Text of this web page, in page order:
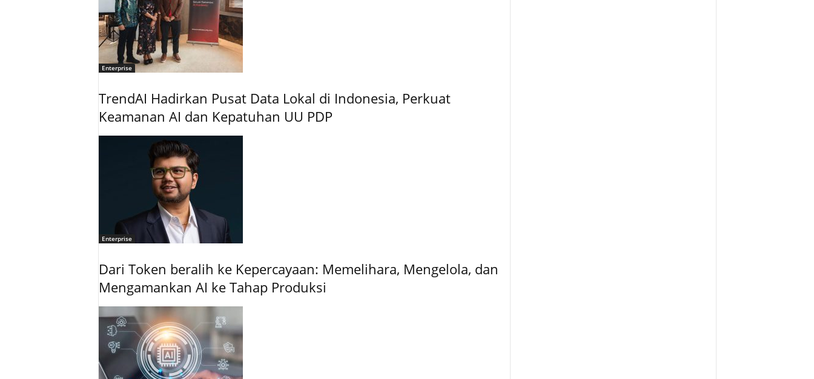
Enterprise
TrendAI Hadirkan Pusat Data Lokal di Indonesia, Perkuat
Keamanan AI dan Kepatuhan UU PDP
Enterprise
Dari Token beralih ke Kepercayaan: Memelihara, Mengelola, dan
Mengamankan AI ke Tahap Produksi